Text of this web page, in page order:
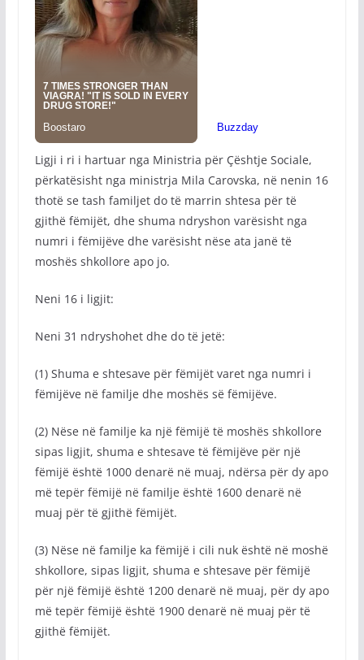
Ligji i ri i hartuar nga Ministria për Çështje Sociale,
përkatësisht nga ministrja Mila Carovska, në nenin 16
thotë se tash familjet do të marrin shtesa për të
gjithë fëmijët, dhe shuma ndryshon varësisht nga
numri i fëmijëve dhe varësisht nëse ata janë të
moshës shkollore apo jo.
Neni 16 i ligjit:
Neni 31 ndryshohet dhe do të jetë:
(1) Shuma e shtesave për fëmijët varet nga numri i
fëmijëve në familje dhe moshës së fëmijëve.
(2) Nëse në familje ka një fëmijë të moshës shkollore
sipas ligjit, shuma e shtesave të fëmijëve për një
fëmijë është 1000 denarë në muaj, ndërsa për dy apo
më tepër fëmijë në familje është 1600 denarë në
muaj për të gjithë fëmijët.
(3) Nëse në familje ka fëmijë i cili nuk është në moshë
shkollore, sipas ligjit, shuma e shtesave për fëmijë
për një fëmijë është 1200 denarë në muaj, për dy apo
më tepër fëmijë është 1900 denarë në muaj për të
gjithë fëmijët.